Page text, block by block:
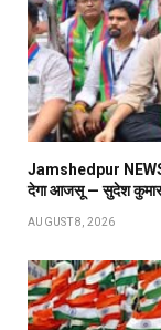
Jamshedpur
देगा आजसू — सुदेश कुमार
AUGUST 8, 2026